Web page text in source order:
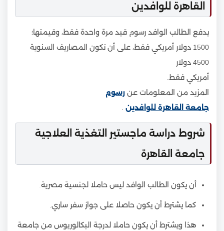
القاهرة للوافدين
يدفع الطالب الوافد رسوم قيد مرة واحدة فقط، وقيمتها؛
1500 دولار أمريكي فقط، على أن تكون المصاريف السنوية
4500 دولار
أمريكي فقط.
المزيد من المعلومات عن رسوم
جامعة القاهرة للوافدين
شروط دراسة ماجستير التغذية العلاجية
جامعة القاهرة
أن يكون الطالب الوافد ليس حاملا لجنسية مصرية.
كما يشترط أن يكون حاصلا على جواز سفر ساري.
هذا ويشترط أن يكون حاملا لدرجة البكالوريوس من جامعة